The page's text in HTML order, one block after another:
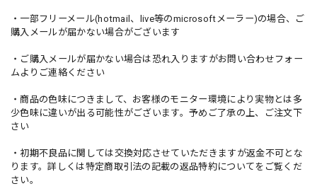
・一部フリーメール(hotmail、live等のmicrosoftメーラー)の場合、ご
購入メールが届かない場合がございます
・ご購入メールが届かない場合は恐れ入りますがお問い合わせフォー
ムよりご連絡ください
・商品の色味につきまして、お客様のモニター環境により実物とは多
少色味に違いが出る可能性がございます。予めご了承の上、ご注文下
さい
・初期不良品に関しては交換対応させていただきますが返金不可とな
ります。詳しくは特定商取引法の記載の返品特約についてをご覧くだ
さい。